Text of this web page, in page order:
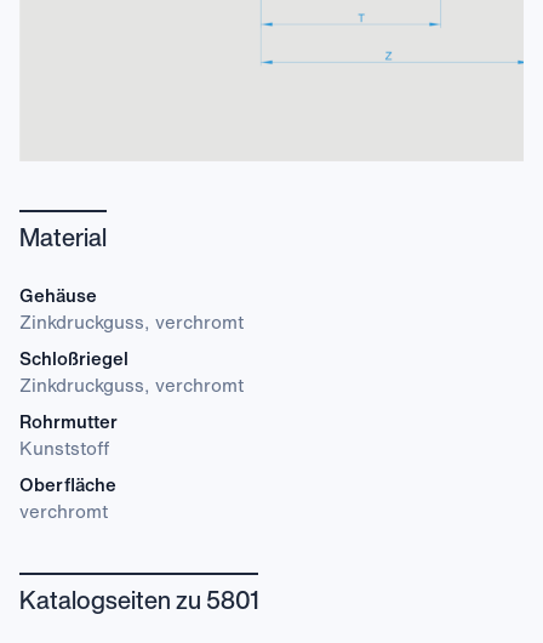
Material
Gehäuse
Zinkdruckguss, verchromt
Schloßriegel
Zinkdruckguss, verchromt
Rohrmutter
Kunststoff
Oberfläche
verchromt
Katalogseiten zu 5801